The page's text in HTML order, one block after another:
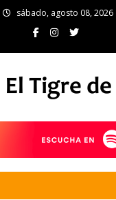
sábado, agosto 08, 2026